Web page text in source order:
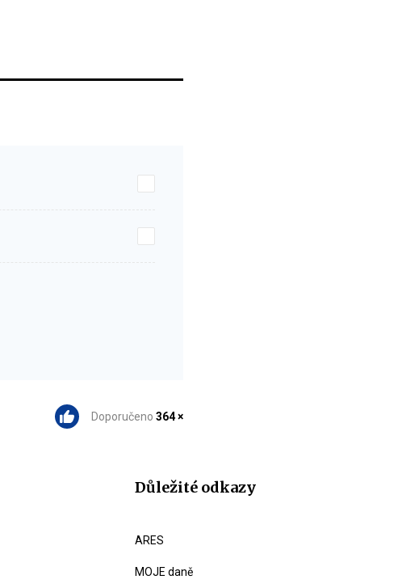
Doporučeno 364 ×
Důležité odkazy
ARES
MOJE daně